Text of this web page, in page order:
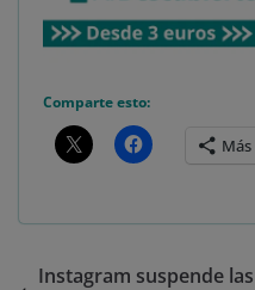
Comparte esto:
Más
Instagram suspende